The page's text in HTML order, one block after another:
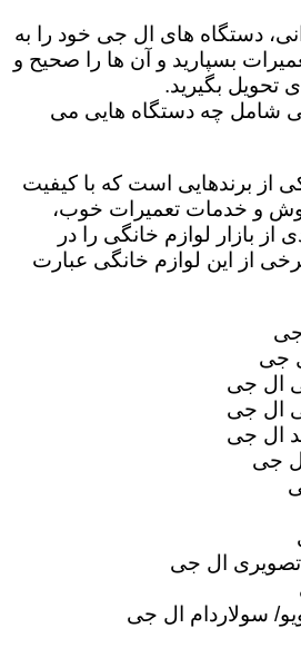
دستگاه های ال جی خود را به
بسپارید و آن ها را صحیح و
تحویل بگیرید.
شامل چه دستگاه هایی می
از برندهایی است که با کیفیت
و خدمات تعمیرات خوب،
بازار لوازم خانگی را در
از این لوازم خانگی عبارت
جی
جی
ال جی
ال جی
ال جی
جی
ال جی
سولاردام ال جی